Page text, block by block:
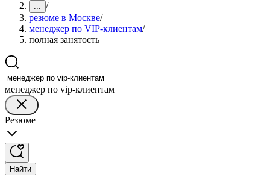
... /
резюме в Москве/
менеджер по VIP-клиентам/
полная занятость
менеджер по vip-клиентам
Резюме
Найти